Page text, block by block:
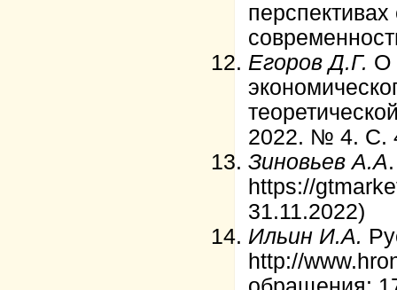
Егоров Д.Г. О
2022. № 4. С.
Зиновьев А.А
https://
31.11.2022)
Ильин И.А.
http://